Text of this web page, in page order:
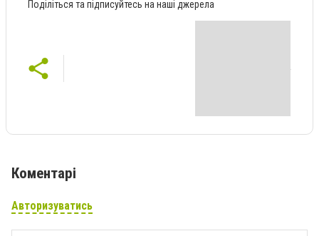
Поділіться та підписуйтесь на наші джерела
Коментарі
Авторизуватись